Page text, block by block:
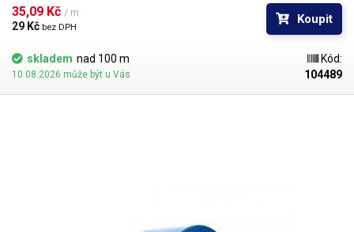
průměr. Tím jsou předměty uvnitř folie účinně elektricky izolovány od
okolí a ochráněny před mechanickým poškozením. Smršťovací PVC
rukáv je hojně využíván při výrobě akumulátorových bloků do ručního
nářadí, RC modelů a nouzových svítidel, jako návlečka na hrdle např.
vinných lahví k ochraně korkové zátky nebo jako izolace pro nejrůznější
elektronické komponenty: zdroje, PWM regulátory apod.
je za 1 m.Pro snadné a rychlé smrštění fólie doporučujeme
35,09 Kč / m
29 Kč bez DPH
Koupit
skladem nad 100 m
10.08.2026 může být u Vás
Kód:
104489